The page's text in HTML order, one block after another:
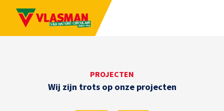
PROJECTEN
Wij zijn trots op onze projecten